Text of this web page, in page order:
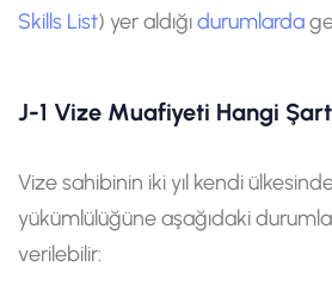
Skills List) yer aldığıdurumlarda
J-1 Vize Muafiyeti Hangi
Vize sahibinin iki yıl kendi
yükümlülüğüne aşağıdaki
verilebilir: